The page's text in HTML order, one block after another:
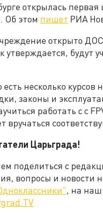
открылась первая
Об этом пишет РИА
открыто
утверждается, будут
есть несколько
законы и
работать с с
вручаться
Царьграда!
поделиться с
вопросы и новости
, на наш